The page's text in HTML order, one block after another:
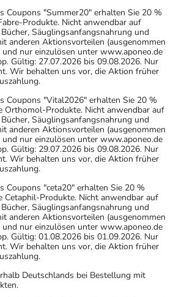
Coupons "Summer20" erhalten Sie 20 %
Produkte. Nicht anwendbar auf
Säuglingsanfangsnahrung und
anderen Aktionsvorteilen (ausgenommen
nur einzulösen unter www.aponeo.de
Gültig: 27.07.2026 bis 09.08.2026. Nur
Wir behalten uns vor, die Aktion früher
Coupons "Vital2026" erhalten Sie 20 %
Orthomol-Produkte. Nicht anwendbar auf
Säuglingsanfangsnahrung und
anderen Aktionsvorteilen (ausgenommen
nur einzulösen unter www.aponeo.de
Gültig: 29.07.2026 bis 09.08.2026. Nur
Wir behalten uns vor, die Aktion früher
Coupons "ceta20" erhalten Sie 20 %
Cetaphil-Produkte. Nicht anwendbar auf
Säuglingsanfangsnahrung und
anderen Aktionsvorteilen (ausgenommen
nur einzulösen unter www.aponeo.de
Gültig: 01.08.2026 bis 01.09.2026. Nur
Wir behalten uns vor, die Aktion früher
Deutschlands bei Bestellung mit